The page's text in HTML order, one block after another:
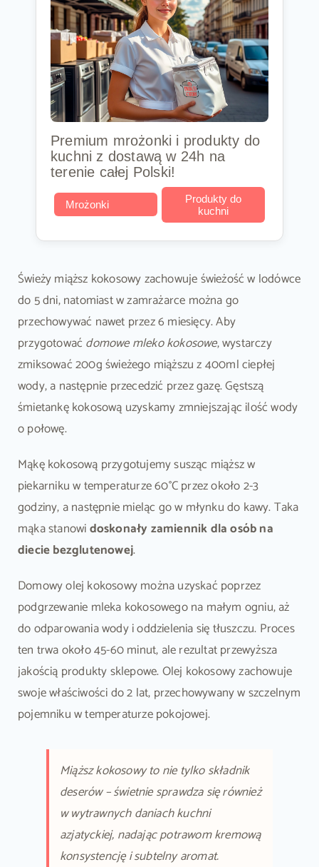
Premium mrożonki i produkty do
kuchni z dostawą w 24h na
terenie całej Polski!
Mrożonki
Produkty do
kuchni
Świeży miąższ kokosowy zachowuje świeżość w lodówce
do 5 dni, natomiast w zamrażarce można go
przechowywać nawet przez 6 miesięcy. Aby
przygotować domowe mleko kokosowe, wystarczy
zmiksować 200g świeżego miąższu z 400ml ciepłej
wody, a następnie przecedzić przez gazę. Gęstszą
śmietankę kokosową uzyskamy zmniejszając ilość wody
o połowę.
Mąkę kokosową przygotujemy susząc miąższ w
piekarniku w temperaturze 60°C przez około 2-3
godziny, a następnie mieląc go w młynku do kawy. Taka
mąka stanowidoskonały zamiennik dla osób na
diecie bezglutenowej.
Domowy olej kokosowy można uzyskać poprzez
podgrzewanie mleka kokosowego na małym ogniu, aż
do odparowania wody i oddzielenia się tłuszczu. Proces
ten trwa około 45-60 minut, ale rezultat przewyższa
jakością produkty sklepowe. Olej kokosowy zachowuje
swoje właściwości do 2 lat, przechowywany w szczelnym
pojemniku w temperaturze pokojowej.
Miąższ kokosowy to nie tylko składnik
deserów – świetnie sprawdza się również
w wytrawnych daniach kuchni
azjatyckiej, nadając potrawom kremową
konsystencję i subtelny aromat.